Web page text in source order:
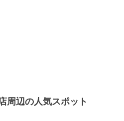
周辺の人気スポット